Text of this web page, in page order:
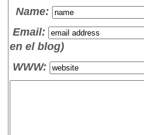
Name:
Email:
en el blog)
WWW: